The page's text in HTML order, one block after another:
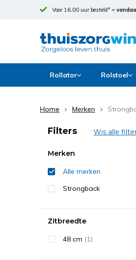
Voor 16.00 uur besteld* =
Rollator Rolstoel
Home Merken
Sorteren op:
Filters Wis alle
Merken
Alle merken
Strongback
Zitbreedte
48 cm (1)